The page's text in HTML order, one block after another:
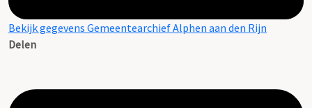
Bekijk gegevens Gemeentearchief Alphen aan den Rijn
Delen